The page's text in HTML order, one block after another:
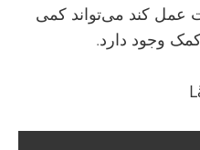
عمل کند می‌تواند کمی
وجود دارد.